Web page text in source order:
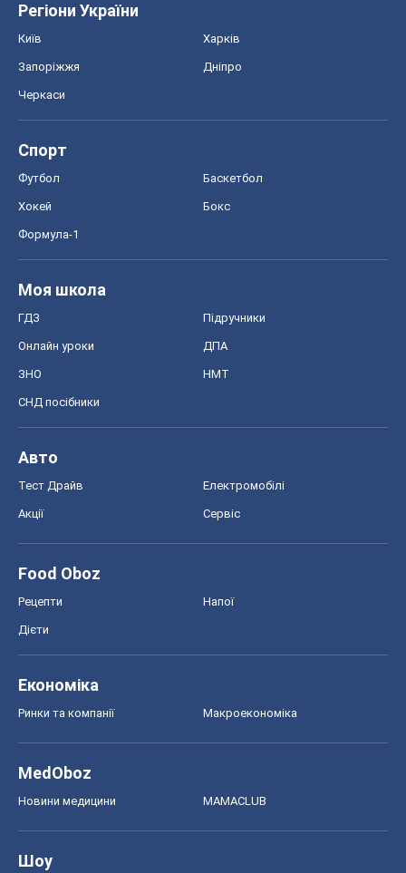
Регіони України
Київ Харків
Запоріжжя Дніпро
Черкаси
Спорт
Футбол Баскетбол
Хокей Бокс
Формула-1
Моя школа
ГДЗ Підручники
Онлайн уроки ДПА
ЗНО НМТ
СНД посібники
Авто
Тест Драйв Електромобілі
Акції Сервіс
Food Oboz
Рецепти Напої
Дієти
Економіка
Ринки та компанії Макроекономіка
MedOboz
Новини медицини MAMACLUB
Шоу